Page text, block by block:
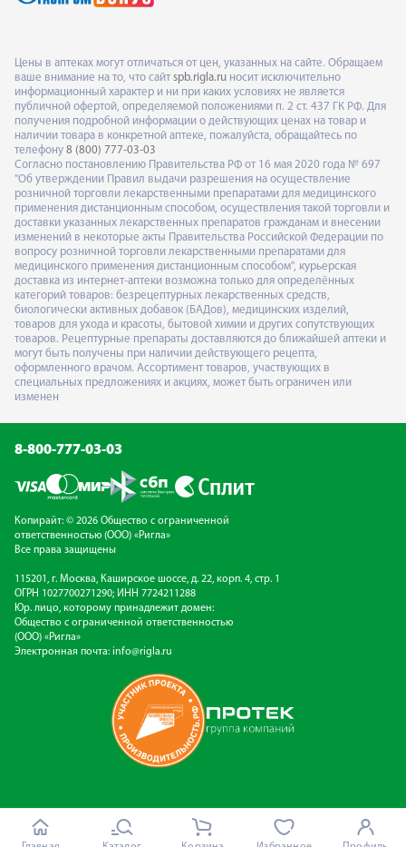
Цены в аптеках могут отличаться от цен, указанных на сайте. Обращаем
ваше внимание на то, что сайт spb.rigla.ru носит исключительно
информационный характер и ни при каких условиях не является
публичной офертой, определяемой положениями п. 2 ст. 437 ГК РФ. Для
получения подробной информации о действующих ценах на товар и
наличии товара в конкретной аптеке, пожалуйста, обращайтесь по
телефону 8 (800) 777-03-03
Согласно постановлению Правительства РФ от 16 мая 2020 года № 697
"Об утверждении Правил выдачи разрешения на осуществление
розничной торговли лекарственными препаратами для медицинского
применения дистанционным способом, осуществления такой торговли и
доставки указанных лекарственных препаратов гражданам и внесении
изменений в некоторые акты Правительства Российской Федерации по
вопросу розничной торговли лекарственными препаратами для
медицинского применения дистанционным способом", курьерская
доставка из интернет-аптеки возможна только для определённых
категорий товаров: безрецептурных лекарственных средств,
биологически активных добавок (БАДов), медицинских изделий,
товаров для ухода и красоты, бытовой химии и других сопутствующих
товаров. Рецептурные препараты доставляются до ближайшей аптеки и
могут быть получены при наличии действующего рецепта,
оформленного врачом. Ассортимент товаров, участвующих в
специальных предложениях и акциях, может быть ограничен или
изменен
8-800-777-03-03
Копирайт: © 2026 Общество с ограниченной
ответственностью (ООО) «Ригла»
Все права защищены
115201, г. Москва, Каширское шоссе, д. 22, корп. 4, стр. 1
ОГРН 1027700271290; ИНН 7724211288
Юр. лицо, которому принадлежит домен:
Общество с ограниченной ответственностью
(ООО) «Ригла»
Электронная почта: info@rigla.ru